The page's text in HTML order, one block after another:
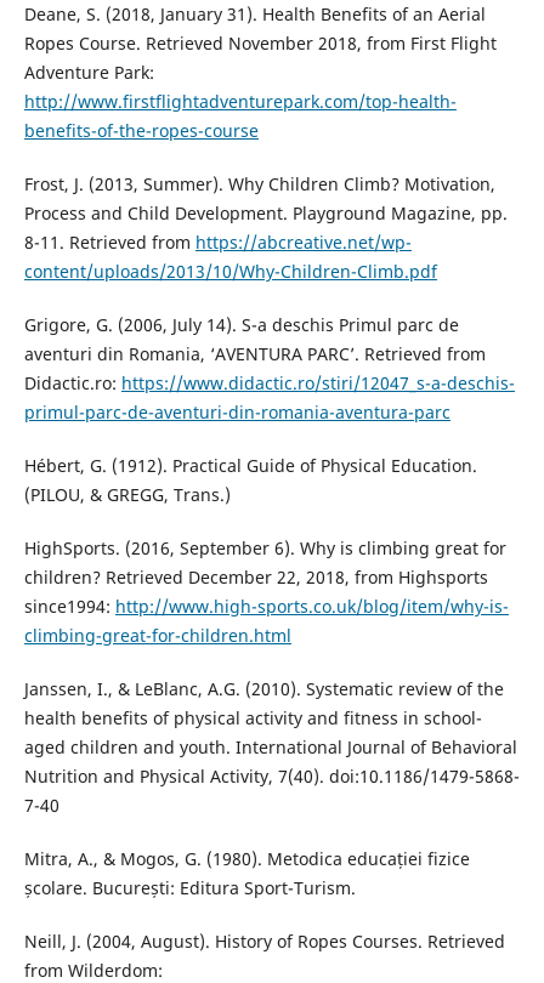
Deane, S. (2018, January 31). Health Benefits of an Aerial
Ropes Course. Retrieved November 2018, from First Flight
Adventure Park:
http://www.firstflightadventurepark.com/top-health-
benefits-of-the-ropes-course
Frost, J. (2013, Summer). Why Children Climb? Motivation,
Process and Child Development. Playground Magazine, pp.
8-11. Retrieved from https://abcreative.net/wp-
content/uploads/2013/10/Why-Children-Climb.pdf
Grigore, G. (2006, July 14). S-a deschis Primul parc de
aventuri din Romania, ‘AVENTURA PARC’. Retrieved from
Didactic.ro: https://www.didactic.ro/stiri/12047_s-a-deschis-
primul-parc-de-aventuri-din-romania-aventura-parc
Hébert, G. (1912). Practical Guide of Physical Education.
(PILOU, & GREGG, Trans.)
HighSports. (2016, September 6). Why is climbing great for
children? Retrieved December 22, 2018, from Highsports
since1994: http://www.high-sports.co.uk/blog/item/why-is-
climbing-great-for-children.html
Janssen, I., & LeBlanc, A.G. (2010). Systematic review of the
health benefits of physical activity and fitness in school-
aged children and youth. International Journal of Behavioral
Nutrition and Physical Activity, 7(40). doi:10.1186/1479-5868-
7-40
Mitra, A., & Mogos, G. (1980). Metodica educației fizice
școlare. București: Editura Sport-Turism.
Neill, J. (2004, August). History of Ropes Courses. Retrieved
from Wilderdom: